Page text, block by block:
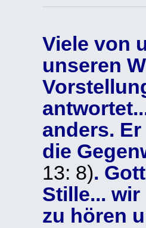
Viele von
unseren
anders.
die
13: 8).
Stille...
zu hören